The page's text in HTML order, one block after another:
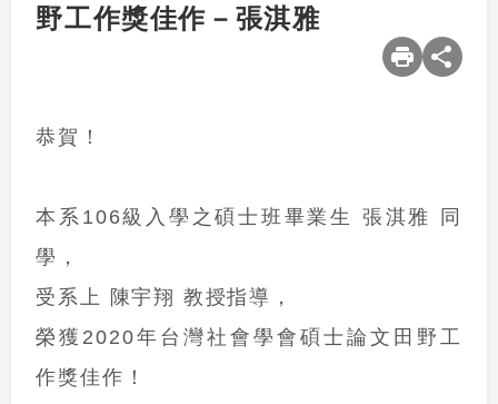
野工作獎佳作－張淇雅
恭賀！
本系 106級入學之碩士班畢業生 張淇雅 同
學，
受系上 陳宇翔 教授指導，
榮獲 2020年 台灣社會學會碩士論文田野工
作獎佳作 ！